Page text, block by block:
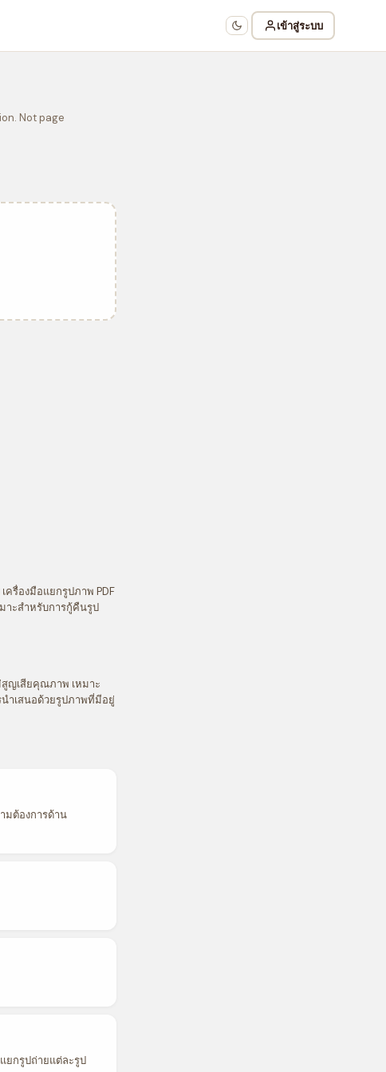
เข้าสู่ระบบ
Not page
ครื่องมือแยกรูปภาพ PDF
าะสำหรับการกู้คืนรูป
ญเสียคุณภาพ เหมาะ
ำเสนอด้วยรูปภาพที่มีอยู่
มต้องการด้าน
ยกรูปถ่ายแต่ละรูป